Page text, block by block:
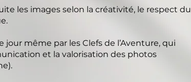
les images selon la créativité, le respect du
jour même par les Clefs de l’Aventure, qui
et la valorisation des photos